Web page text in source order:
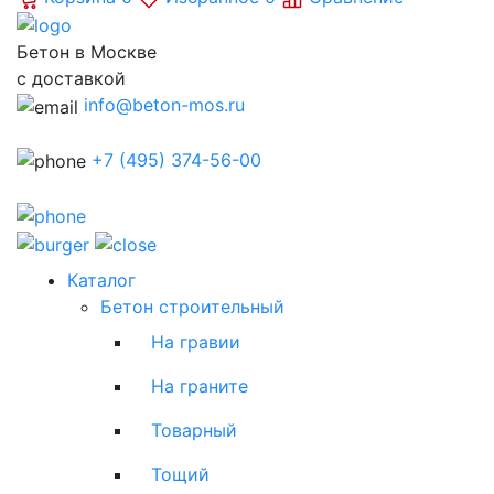
Бетон в Москве
с доставкой
info@beton-mos.ru
+7 (495) 374-56-00
Каталог
Бетон строительный
На гравии
На граните
Товарный
Тощий